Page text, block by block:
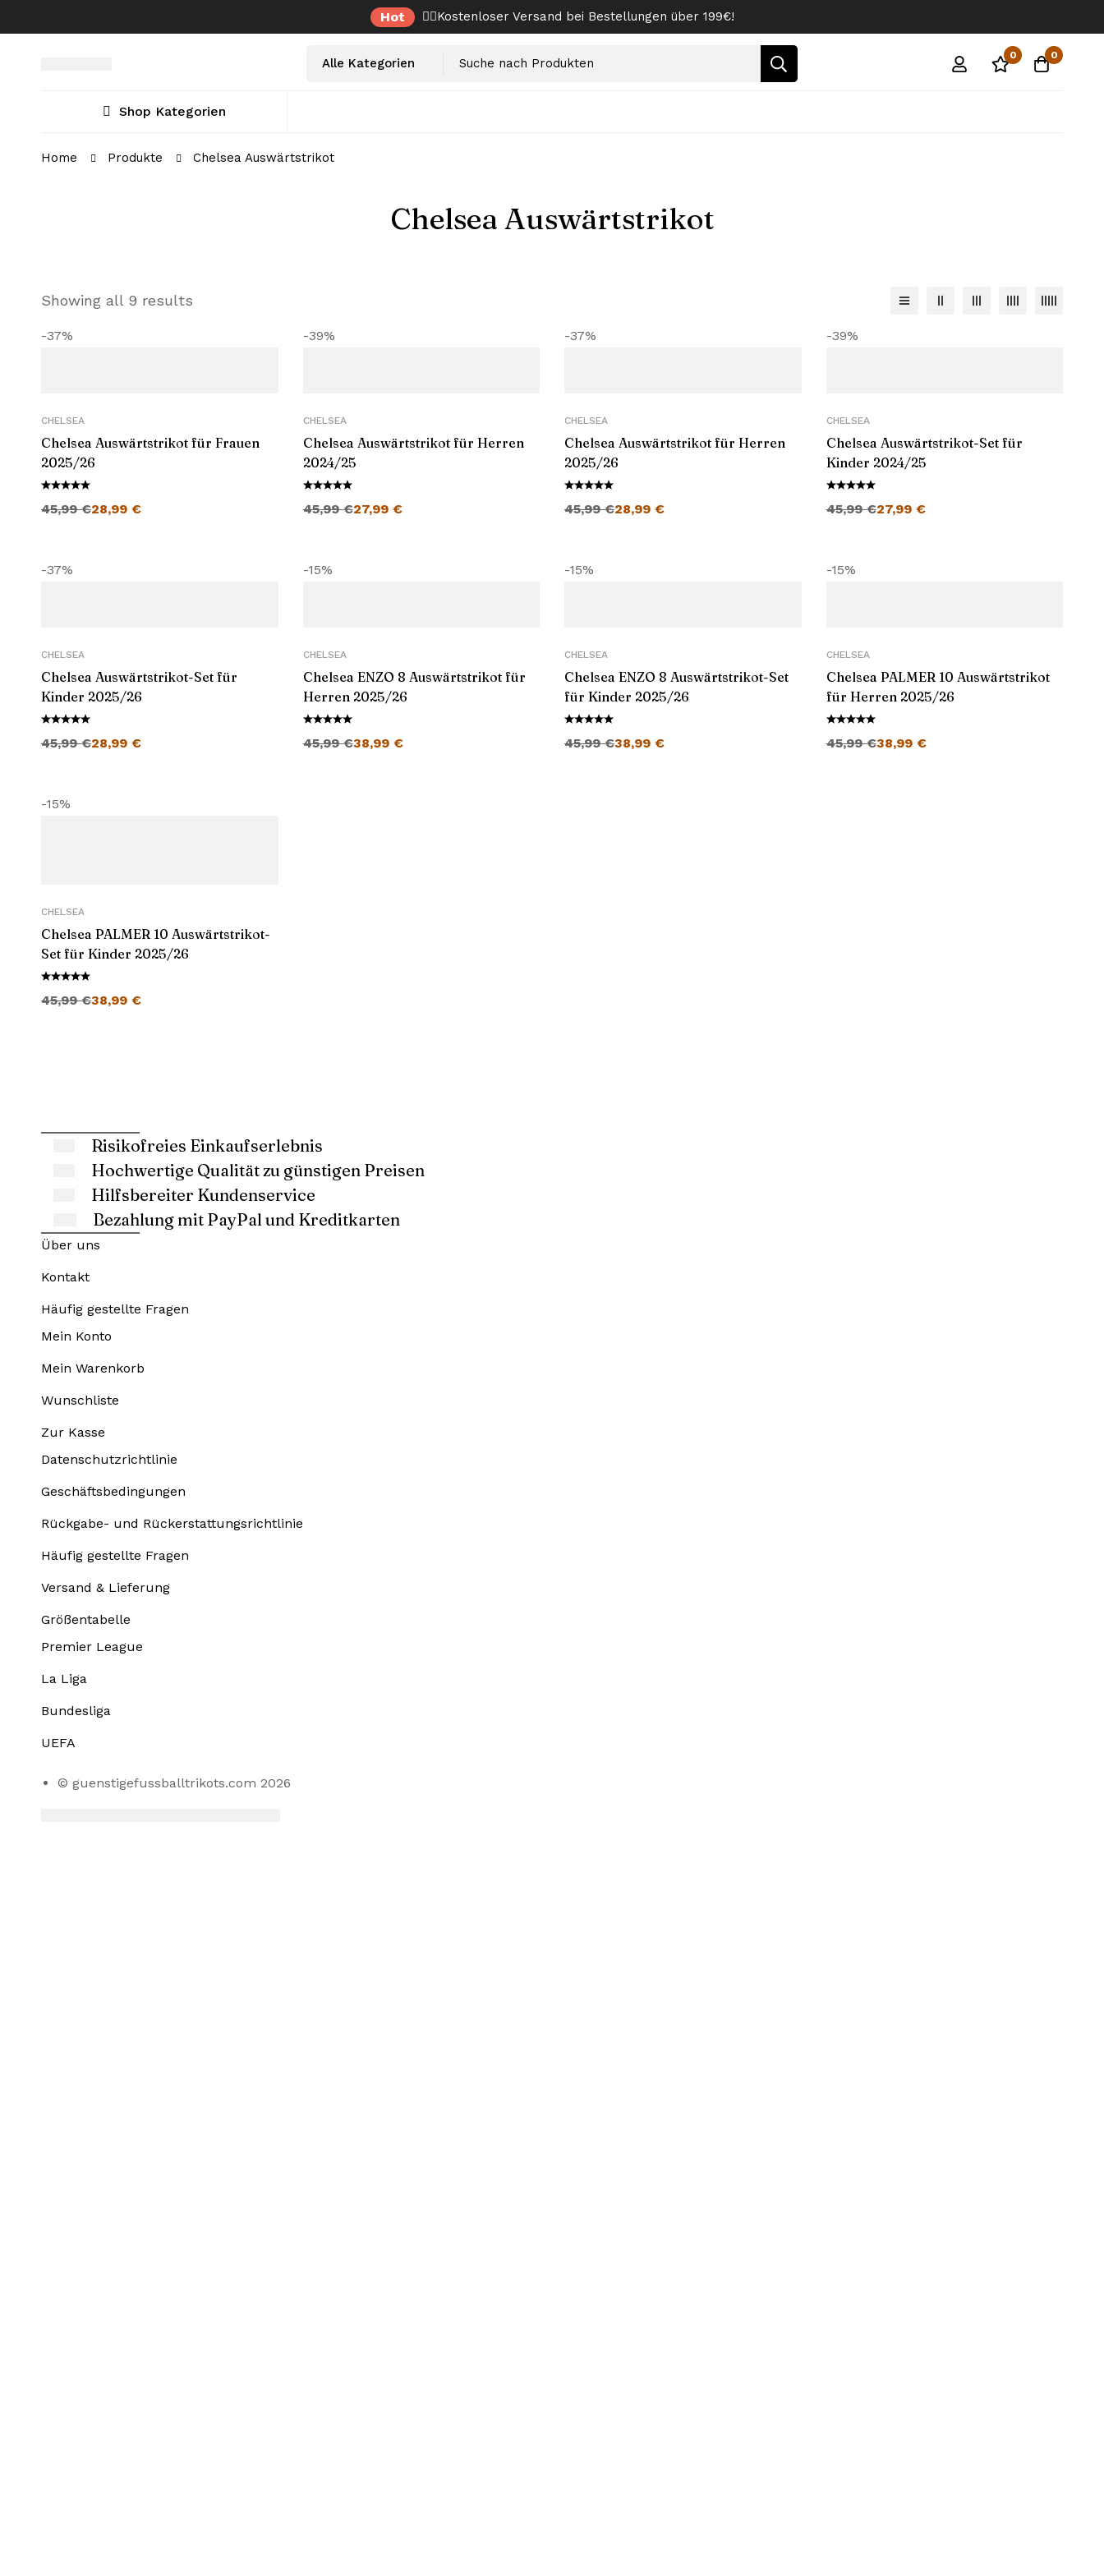
Hot ✌🏼Kostenloser Versand bei Bestellungen über 199€!
Select
Suche
0 0
Shop Kategorien
Home Produkte Chelsea Auswärtstrikot
Chelsea Auswärtstrikot
Showing all 9 results
-37%
CHELSEA
Chelsea Auswärtstrikot für Frauen
2025/26
45,99€28,99 €
-39%
CHELSEA
Chelsea Auswärtstrikot für Herren
2024/25
45,99€27,99 €
-37%
CHELSEA
Chelsea Auswärtstrikot für Herren
2025/26
45,99€28,99 €
-39%
CHELSEA
Chelsea Auswärtstrikot-Set für
Kinder 2024/25
45,99€27,99 €
-37%
CHELSEA
Chelsea Auswärtstrikot-Set für
Kinder 2025/26
45,99€28,99 €
-15%
CHELSEA
Chelsea ENZO 8 Auswärtstrikot für
Herren 2025/26
45,99€38,99 €
-15%
CHELSEA
Chelsea ENZO 8 Auswärtstrikot-Set
für Kinder 2025/26
45,99€38,99 €
-15%
CHELSEA
Chelsea PALMER 10 Auswärtstrikot
für Herren 2025/26
45,99€38,99 €
-15%
CHELSEA
Chelsea PALMER 10 Auswärtstrikot-
Set für Kinder 2025/26
45,99€38,99 €
Risikofreies Einkaufserlebnis
Hochwertige Qualität zu günstigen Preisen
Hilfsbereiter Kundenservice
Bezahlung mit PayPal und Kreditkarten
Über uns
Kontakt
Häufig gestellte Fragen
Mein Konto
Mein Warenkorb
Wunschliste
Zur Kasse
Datenschutzrichtlinie
Geschäftsbedingungen
Rückgabe- und Rückerstattungsrichtlinie
Häufig gestellte Fragen
Versand & Lieferung
Größentabelle
Premier League
La Liga
Bundesliga
UEFA
© guenstigefussballtrikots.com 2026